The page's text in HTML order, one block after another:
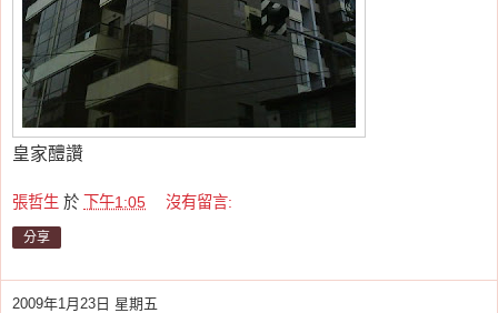
皇家醴讚
張哲生 於 下午1:05 沒有留言:
分享
2009年1月23日 星期五